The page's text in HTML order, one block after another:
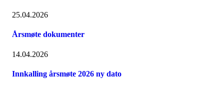
25.04.2026
Årsmøte dokumenter
14.04.2026
Innkalling årsmøte 2026 ny dato